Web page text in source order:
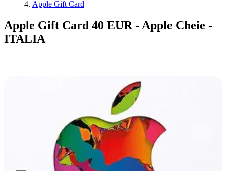
Apple Gift Card
Apple Gift Card 40 EUR - Apple Cheie -
ITALIA